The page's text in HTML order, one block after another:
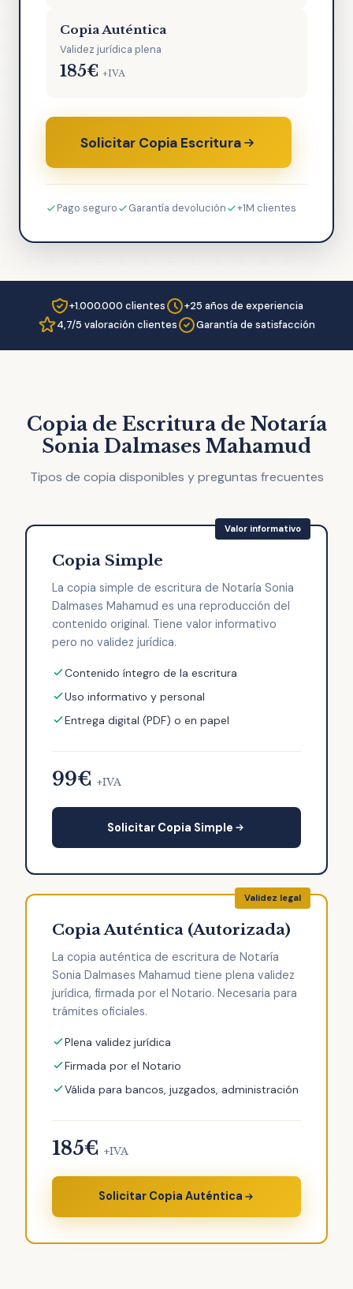
Copia Auténtica
Validez jurídica plena
185€ +IVA
Solicitar Copia Escritura
Pago seguro Garantía devolución +1M clientes
+1.000.000 clientes
+25 años de experiencia
4,7/5 valoración clientes
Garantía de satisfacción
Copia de Escritura de Notaría
Sonia Dalmases Mahamud
Tipos de copia disponibles y preguntas frecuentes
Copia Simple
La copia simple de escritura de Notaría Sonia
Dalmases Mahamud es una reproducción del
contenido original. Tiene valor informativo
pero no validez jurídica.
Contenido íntegro de la escritura
Uso informativo y personal
Entrega digital (PDF) o en papel
99€ +IVA
Solicitar Copia Simple
Copia Auténtica (Autorizada)
La copia auténtica de escritura de Notaría
Sonia Dalmases Mahamud tiene plena validez
jurídica, firmada por el Notario. Necesaria para
trámites oficiales.
Plena validez jurídica
Firmada por el Notario
Válida para bancos, juzgados, administración
185€ +IVA
Solicitar Copia Auténtica